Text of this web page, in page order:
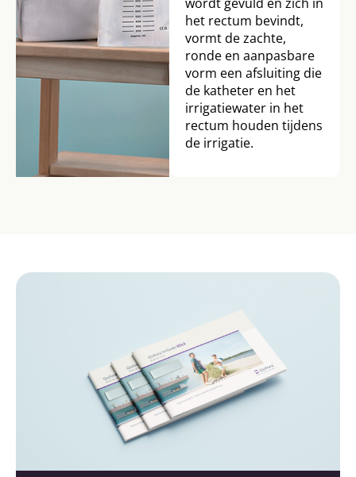
het rectum bevindt,
vormt de zachte,
ronde en aanpasbare
vorm een afsluiting die
de katheter en het
irrigatiewater in het
rectum houden tijdens
de irrigatie.